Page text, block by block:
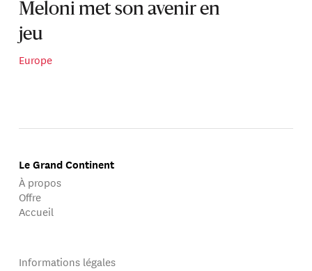
Meloni met son avenir en
jeu
Europe
Le Grand Continent
À propos
Offre
Accueil
Informations légales